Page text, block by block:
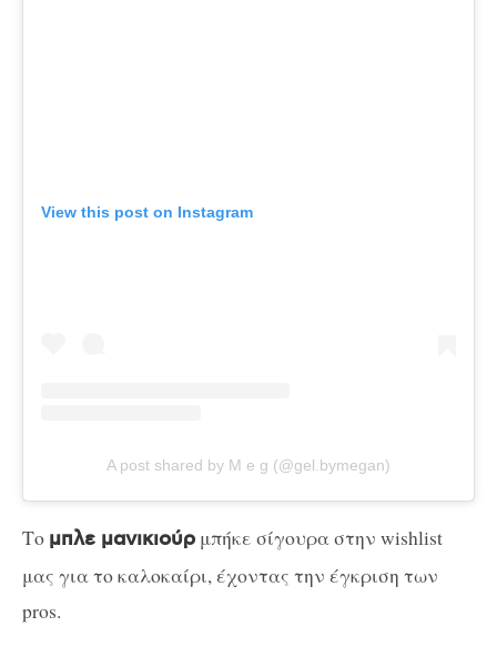
View this post on Instagram
A post shared by M e g (@gel.bymegan)
Το μπλε μανικιούρ μπήκε σίγουρα στην wishlist
μας για το καλοκαίρι, έχοντας την έγκριση των
pros.